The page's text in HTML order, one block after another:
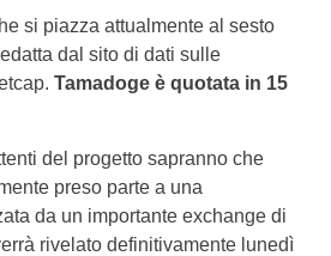
si piazza attualmente al sesto
dal sito di dati sulle
Tamadoge è quotata in 15
del progetto sapranno che
preso parte a una
da un importante exchange di
rivelato definitivamente lunedì